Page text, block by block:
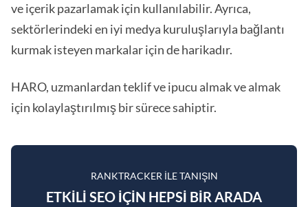
ve içerik pazarlamak için kullanılabilir. Ayrıca,
sektörlerindeki en iyi medya kuruluşlarıyla bağlantı
kurmak isteyen markalar için de harikadır.
HARO, uzmanlardan teklif ve ipucu almak ve almak
için kolaylaştırılmış bir sürece sahiptir.
RANKTRACKER ILE TANIŞIN
ETKILI SEO IÇIN HEPSI BIR ARADA